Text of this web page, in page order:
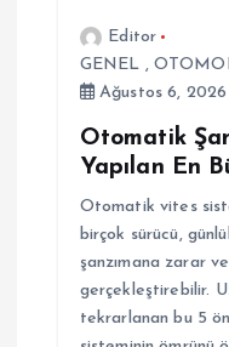
Editor
GENEL ,
Ağustos 6, 2026
Otomatik
Yapılan En
Otomatik vites
birçok sürücü,
şanzımana zarar
gerçekleştirebilir.
tekrarlanan bu 5